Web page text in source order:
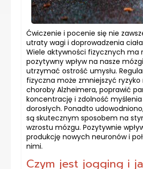
Ćwiczenie i pocenie się nie
utraty wagi i doprowadzenia
Wiele aktywności fizycznych ma
pozytywny wpływ na nasze
utrzymać ostrość umysłu.
fizyczna może zmniejszyć ryzyko
choroby Alzheimera, poprawić
koncentrację i zdolność
dorosłych. Ponadto
są skutecznym sposobem na
wzrostu mózgu. Pozytywnie
produkcję nowych neuronów i
nimi.
Czym jest jogging i